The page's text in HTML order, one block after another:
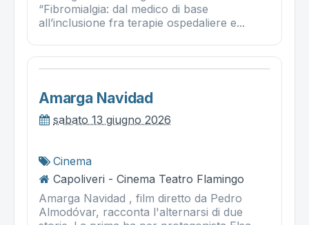
“Fibromialgia: dal medico di base
all’inclusione fra terapie ospedaliere e...
Amarga Navidad
sabato 13 giugno 2026
Cinema
Capoliveri - Cinema Teatro Flamingo
Amarga Navidad , film diretto da Pedro
Almodóvar, racconta l'alternarsi di due